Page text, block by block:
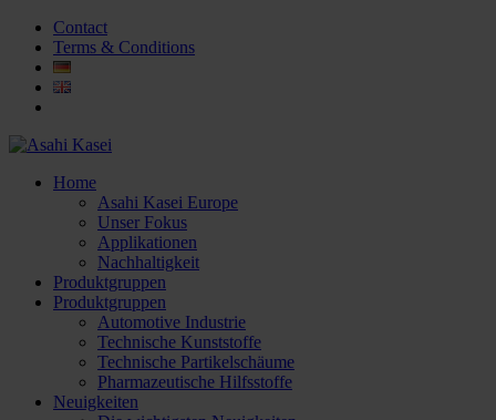
Contact
Terms & Conditions
Home
Asahi Kasei Europe
Unser Fokus
Applikationen
Nachhaltigkeit
Produktgruppen
Produktgruppen
Automotive Industrie
Technische Kunststoffe
Technische Partikelschäume
Pharmazeutische Hilfsstoffe
Neuigkeiten